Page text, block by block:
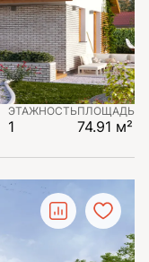
ЭТАЖНОСТЬ
1
ПЛОЩАДЬ
74.91 м²